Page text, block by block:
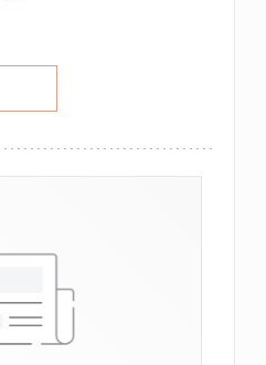
新窗口中打开))